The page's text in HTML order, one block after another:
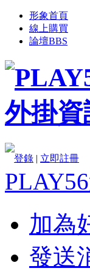
形象首頁
線上購買
論壇BBS
登錄 | 立即註冊
加為
發送